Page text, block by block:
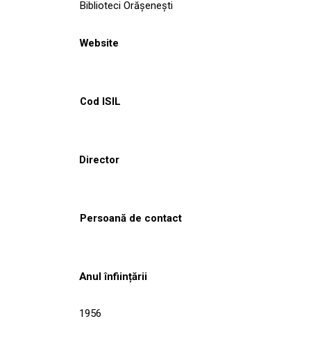
Biblioteci Orășenești
Website
Cod ISIL
Director
Persoană de contact
Anul înființării
1956